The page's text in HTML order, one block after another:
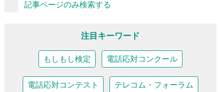
記事ページのみ検索する
注目キーワード
もしもし検定 電話応対コンクール
電話応対コンテスト テレコム・フォーラム